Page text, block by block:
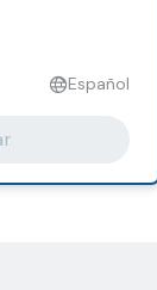
Español